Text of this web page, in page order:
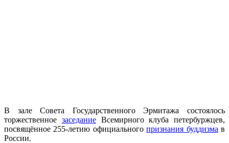
В зале Совета Государственного Эрмитажа состоялось
торжественное заседаниеВсемирного клуба петербуржцев,
посвящённое 255-летию официальногопризнания буддизма в
России.